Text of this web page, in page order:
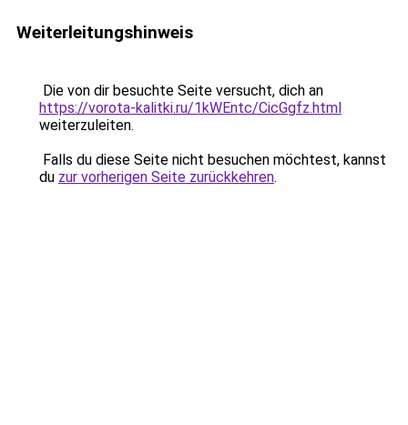
Weiterleitungshinweis
Die von dir besuchte Seite versucht, dich an
https://vorota-kalitki.ru/1kWEntc/CicGgfz.html
weiterzuleiten.
Falls du diese Seite nicht besuchen möchtest, kannst
du zur vorherigen Seite zurückkehren.